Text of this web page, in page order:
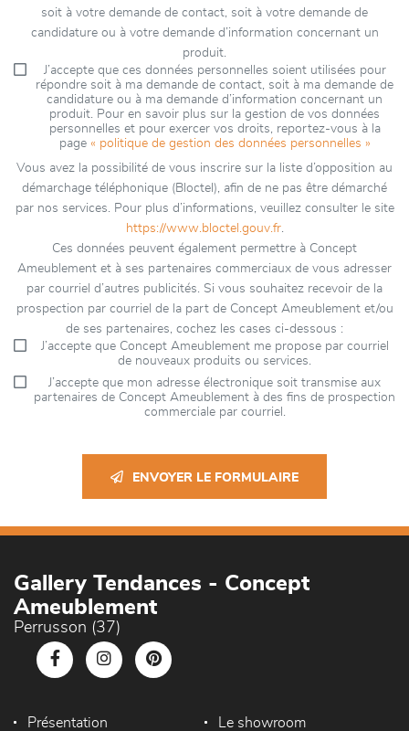
soit à votre demande de contact, soit à votre demande de
candidature ou à votre demande d’information concernant un
produit.
J’accepte que ces données personnelles soient utilisées pour
répondre soit à ma demande de contact, soit à ma demande de
candidature ou à ma demande d’information concernant un
produit. Pour en savoir plus sur la gestion de vos données
personnelles et pour exercer vos droits, reportez-vous à la
page « politique de gestion des données personnelles »
Vous avez la possibilité de vous inscrire sur la liste d’opposition au
démarchage téléphonique (Bloctel), afin de ne pas être démarché
par nos services. Pour plus d’informations, veuillez consulter le site
https://www.bloctel.gouv.fr.
Ces données peuvent également permettre à Concept
Ameublement et à ses partenaires commerciaux de vous adresser
par courriel d’autres publicités. Si vous souhaitez recevoir de la
prospection par courriel de la part de Concept Ameublement et/ou
de ses partenaires, cochez les cases ci-dessous :
J’accepte que Concept Ameublement me propose par courriel
de nouveaux produits ou services.
J’accepte que mon adresse électronique soit transmise aux
partenaires de Concept Ameublement à des fins de prospection
commerciale par courriel.
ENVOYER LE FORMULAIRE
Gallery Tendances - Concept
Ameublement
Perrusson (37)
Présentation Le showroom